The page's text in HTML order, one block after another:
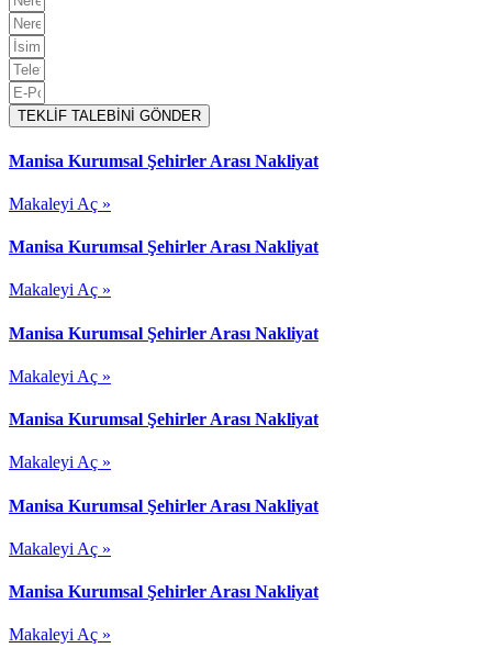
TEKLİF TALEBİNİ GÖNDER
Manisa Kurumsal Şehirler Arası Nakliyat
Makaleyi Aç »
Manisa Kurumsal Şehirler Arası Nakliyat
Makaleyi Aç »
Manisa Kurumsal Şehirler Arası Nakliyat
Makaleyi Aç »
Manisa Kurumsal Şehirler Arası Nakliyat
Makaleyi Aç »
Manisa Kurumsal Şehirler Arası Nakliyat
Makaleyi Aç »
Manisa Kurumsal Şehirler Arası Nakliyat
Makaleyi Aç »